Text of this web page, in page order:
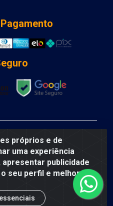
próprios e de
uma experiência
publicidade
seu perfil e melhorar a
LTDA - AV
MAGALHAES, Humildes,
44135-000 - CNPJ:
0001-40